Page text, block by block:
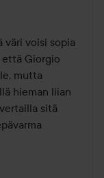
väri voisi sopia
että Giorgio
mutta
hieman liian
sitä